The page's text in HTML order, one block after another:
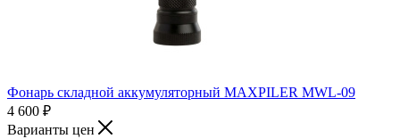
Фонарь складной аккумуляторный MAXPILER MWL-09
4 600 ₽
Варианты цен